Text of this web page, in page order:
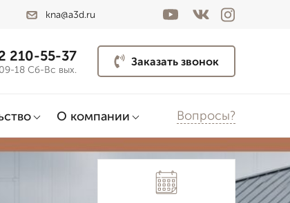
kna@a3d.ru
210-55-37
18 Сб-Вс вых.
Заказать звонок
О компании Вопросы?